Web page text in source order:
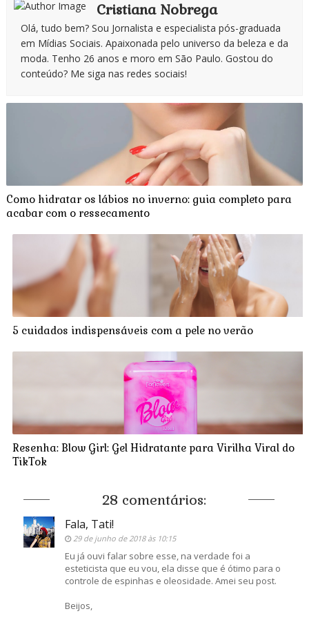
Cristiana Nobrega
Olá, tudo bem? Sou Jornalista e especialista pós-graduada
em Mídias Sociais. Apaixonada pelo universo da beleza e da
moda. Tenho 26 anos e moro em São Paulo. Gostou do
conteúdo? Me siga nas redes sociais!
Como hidratar os lábios no inverno: guia completo para
acabar com o ressecamento
5 cuidados indispensáveis com a pele no verão
Resenha: Blow Girl: Gel Hidratante para Virilha Viral do
TikTok
28 comentários:
Fala, Tati!
29 de junho de 2018 às 10:15
Eu já ouvi falar sobre esse, na verdade foi a
esteticista que eu vou, ela disse que é ótimo para o
controle de espinhas e oleosidade. Amei seu post.
Beijos,